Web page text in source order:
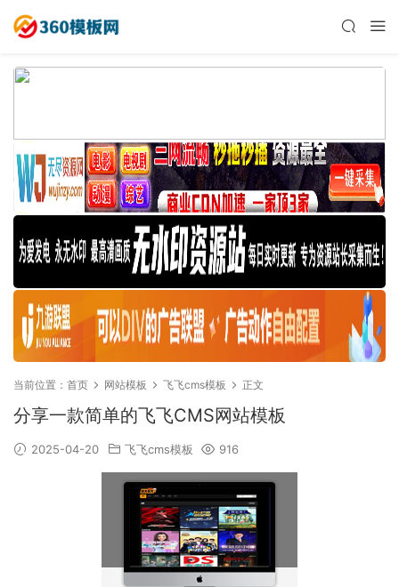
当前位置： 首页 网站模板 飞飞cms模板 正文
分享一款简单的飞飞CMS网站模板
2025-04-20 飞飞cms模板 916